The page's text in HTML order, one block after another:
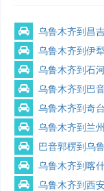
乌鲁木齐到昌
乌鲁木齐到伊
乌鲁木齐到石
乌鲁木齐到巴
乌鲁木齐到奇
乌鲁木齐到兰
巴音郭楞到乌
乌鲁木齐到喀
乌鲁木齐到西